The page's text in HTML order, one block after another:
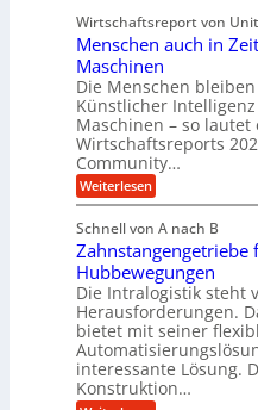
n
u
n
d
H
y
d
r
a
u
i
k
i
m
V
e
r
g
u
n
d
l
a
n
g
l
e
b
i
g
e
K
u
g
e
l
r
o
n
e
s
s
t
e
i
g
e
r
t
U
m
s
a
t
Wirtschaftsreport von
Menschen auch in
Maschinen
Die Menschen
Künstlicher
Maschinen – so lautet
Wirtschaftsreports
Community…
Weiterlesen:
M
n
s
c
h
e
n
a
u
c
h
i
Schnell von A nach B
Zahnstangengetriebe
Hubbewegungen
Die Intralogistik steht
Herausforderungen.
bietet mit seiner
interessante Lösung.
Konstruktion…